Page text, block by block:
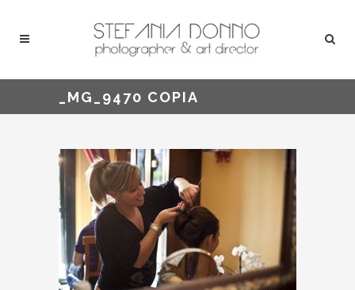
_MG_9470 COPIA